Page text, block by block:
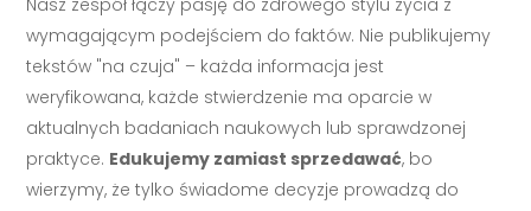
Nasz zespół łączy pasję do zdrowego stylu życia z
wymagającym podejściem do faktów. Nie publikujemy
tekstów "na czuja" – każda informacja jest
weryfikowana, każde stwierdzenie ma oparcie w
aktualnych badaniach naukowych lub sprawdzonej
praktyce. Edukujemy zamiast sprzedawać, bo
wierzymy, że tylko świadome decyzje prowadzą do